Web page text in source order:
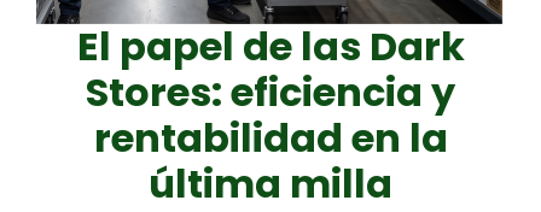
El papel de las Dark
Stores: eficiencia y
rentabilidad en la
última milla